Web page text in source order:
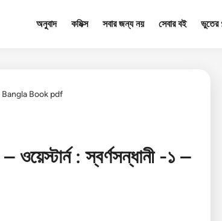
অনুবাদ কমিক্স সবার জন্য নয় সেবার বই ভুতের
Bangla Book pdf
: স্বর্ণসন্ধানী -১ –